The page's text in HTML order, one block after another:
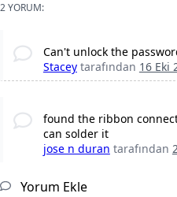
2 YORUM:
Can't unlock the
Stacey tarafından 16 Eki
found the ribbon
can solder it
jose n duran tarafından
Yorum Ekle